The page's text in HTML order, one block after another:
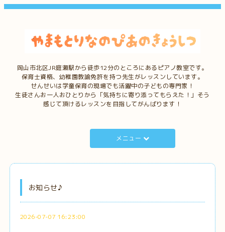
岡山市北区JR庭瀬駅から徒歩12分のところにあるピアノ教室です。
保育士資格、幼稚園教諭免許を持つ先生がレッスンしています。
せんせいは学童保育の現場でも活躍中の子どもの専門家！
生徒さんお一人おひとりから「気持ちに寄り添ってもらえた！」そう
感じて頂けるレッスンを目指してがんばります！
メニュー
お知らせ♪
2026-07-07 16:23:00